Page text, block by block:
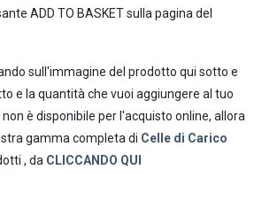
ADD TO BASKET sulla pagina del
sull'immagine del prodotto qui sotto e
e la quantità che vuoi aggiungere al tuo
è disponibile per l'acquisto online, allora
gamma completa di Celle di Carico
, da CLICCANDO QUI